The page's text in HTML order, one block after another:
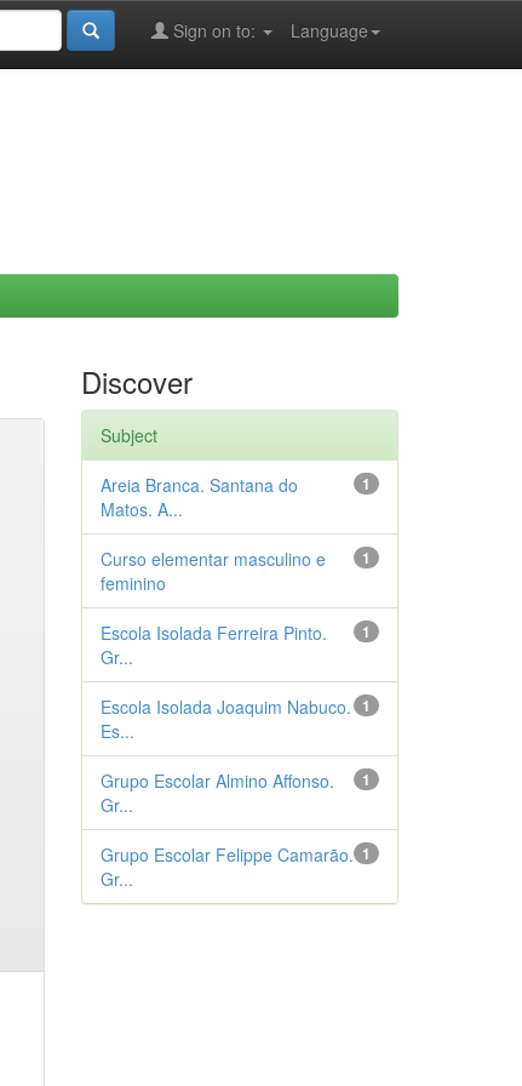
Language
Sign on to:
Discover
Subject
1
Areia Branca. Santana do
Matos. A...
1
Curso elementar masculino e
feminino
1
Escola Isolada Ferreira Pinto.
Gr...
1
Escola Isolada Joaquim Nabuco.
Es...
1
Grupo Escolar Almino Affonso.
Gr...
1
Grupo Escolar Felippe Camarão.
Gr...